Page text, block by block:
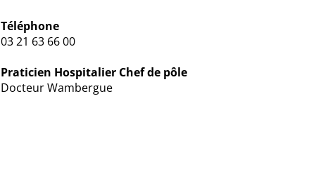
Téléphone
03 21 63 66 00
Praticien Hospitalier Chef de pôle
Docteur Wambergue